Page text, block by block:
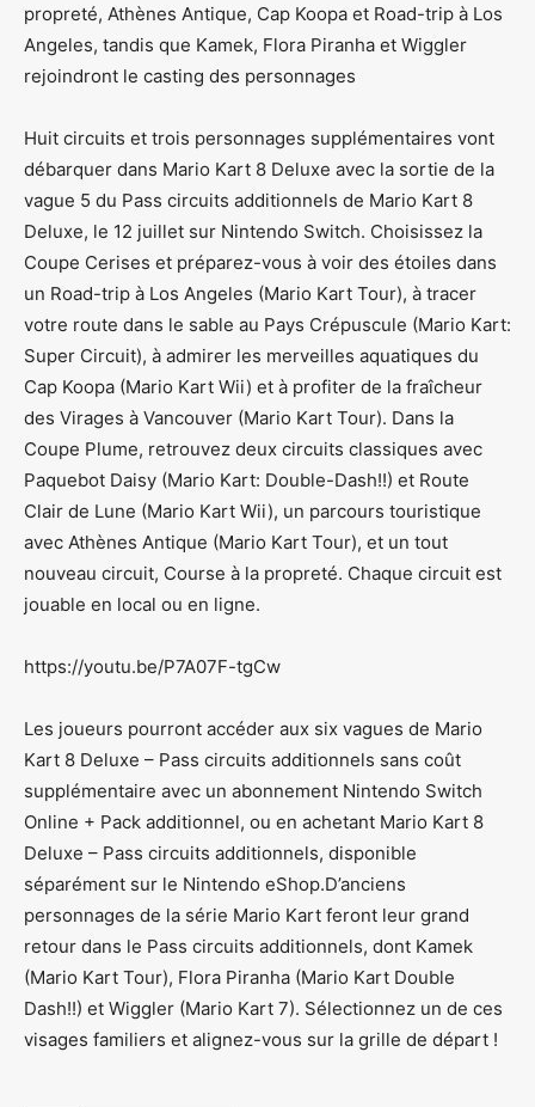
propreté, Athènes Antique, Cap Koopa et Road-trip à Los
Angeles, tandis que Kamek, Flora Piranha et Wiggler
rejoindront le casting des personnages
Huit circuits et trois personnages supplémentaires vont
débarquer dans Mario Kart 8 Deluxe avec la sortie de la
vague 5 du Pass circuits additionnels de Mario Kart 8
Deluxe, le 12 juillet sur Nintendo Switch. Choisissez la
Coupe Cerises et préparez-vous à voir des étoiles dans
un Road-trip à Los Angeles (Mario Kart Tour), à tracer
votre route dans le sable au Pays Crépuscule (Mario Kart:
Super Circuit), à admirer les merveilles aquatiques du
Cap Koopa (Mario Kart Wii) et à profiter de la fraîcheur
des Virages à Vancouver (Mario Kart Tour). Dans la
Coupe Plume, retrouvez deux circuits classiques avec
Paquebot Daisy (Mario Kart: Double-Dash!!) et Route
Clair de Lune (Mario Kart Wii), un parcours touristique
avec Athènes Antique (Mario Kart Tour), et un tout
nouveau circuit, Course à la propreté. Chaque circuit est
jouable en local ou en ligne.
https://youtu.be/P7A07F-tgCw
Les joueurs pourront accéder aux six vagues de Mario
Kart 8 Deluxe – Pass circuits additionnels sans coût
supplémentaire avec un abonnement Nintendo Switch
Online + Pack additionnel, ou en achetant Mario Kart 8
Deluxe – Pass circuits additionnels, disponible
séparément sur le Nintendo eShop.D’anciens
personnages de la série Mario Kart feront leur grand
retour dans le Pass circuits additionnels, dont Kamek
(Mario Kart Tour), Flora Piranha (Mario Kart Double
Dash!!) et Wiggler (Mario Kart 7). Sélectionnez un de ces
visages familiers et alignez-vous sur la grille de départ !